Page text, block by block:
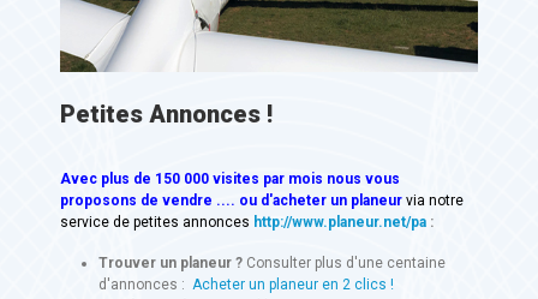
Petites Annonces !
Avec plus de 150 000 visites par mois nous vous
proposons de vendre .... ou d'acheter un planeur via notre
service de petites annonces http://www.planeur.net/pa :
Trouver un planeur ? Consulter plus d'une centaine
d'annonces : Acheter un planeur en 2 clics !